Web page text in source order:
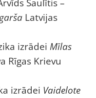
Saulītis –
Latvijas
izrādeiMīlas
Rīgas Krievu
izrādei Vaidelote